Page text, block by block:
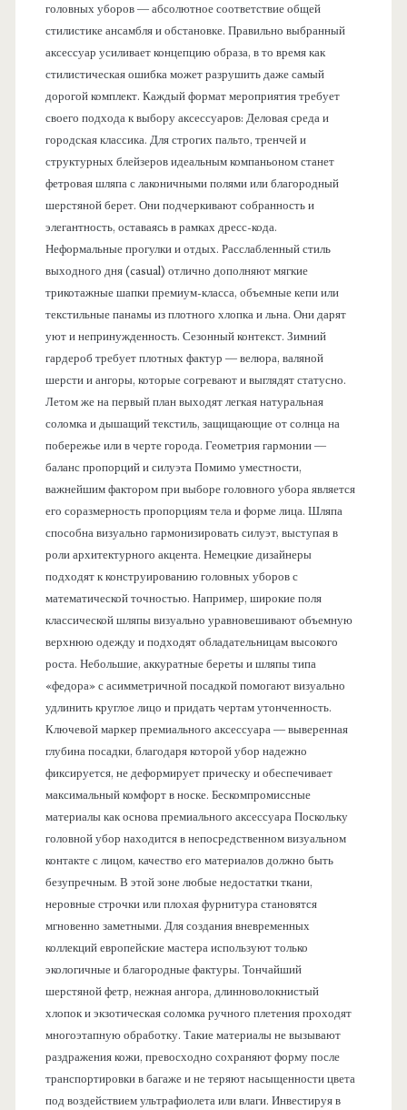
головных уборов — абсолютное соответствие общей
стилистике ансамбля и обстановке. Правильно выбранный
аксессуар усиливает концепцию образа, в то время как
стилистическая ошибка может разрушить даже самый
дорогой комплект. Каждый формат мероприятия требует
своего подхода к выбору аксессуаров: Деловая среда и
городская классика. Для строгих пальто, тренчей и
структурных блейзеров идеальным компаньоном станет
фетровая шляпа с лаконичными полями или благородный
шерстяной берет. Они подчеркивают собранность и
элегантность, оставаясь в рамках дресс-кода.
Неформальные прогулки и отдых. Расслабленный стиль
выходного дня (casual) отлично дополняют мягкие
трикотажные шапки премиум-класса, объемные кепи или
текстильные панамы из плотного хлопка и льна. Они дарят
уют и непринужденность. Сезонный контекст. Зимний
гардероб требует плотных фактур — велюра, валяной
шерсти и ангоры, которые согревают и выглядят статусно.
Летом же на первый план выходят легкая натуральная
соломка и дышащий текстиль, защищающие от солнца на
побережье или в черте города. Геометрия гармонии —
баланс пропорций и силуэта Помимо уместности,
важнейшим фактором при выборе головного убора является
его соразмерность пропорциям тела и форме лица. Шляпа
способна визуально гармонизировать силуэт, выступая в
роли архитектурного акцента. Немецкие дизайнеры
подходят к конструированию головных уборов с
математической точностью. Например, широкие поля
классической шляпы визуально уравновешивают объемную
верхнюю одежду и подходят обладательницам высокого
роста. Небольшие, аккуратные береты и шляпы типа
«федора» с асимметричной посадкой помогают визуально
удлинить круглое лицо и придать чертам утонченность.
Ключевой маркер премиального аксессуара — выверенная
глубина посадки, благодаря которой убор надежно
фиксируется, не деформирует прическу и обеспечивает
максимальный комфорт в носке. Бескомпромиссные
материалы как основа премиального аксессуара Поскольку
головной убор находится в непосредственном визуальном
контакте с лицом, качество его материалов должно быть
безупречным. В этой зоне любые недостатки ткани,
неровные строчки или плохая фурнитура становятся
мгновенно заметными. Для создания вневременных
коллекций европейские мастера используют только
экологичные и благородные фактуры. Тончайший
шерстяной фетр, нежная ангора, длинноволокнистый
хлопок и экзотическая соломка ручного плетения проходят
многоэтапную обработку. Такие материалы не вызывают
раздражения кожи, превосходно сохраняют форму после
транспортировки в багаже и не теряют насыщенности цвета
под воздействием ультрафиолета или влаги. Инвестируя в